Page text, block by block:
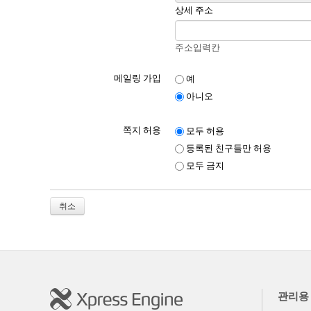
상세 주소
주소입력칸
메일링 가입
예
아니오
쪽지 허용
모두 허용
등록된 친구들만 허용
모두 금지
취소
관리용